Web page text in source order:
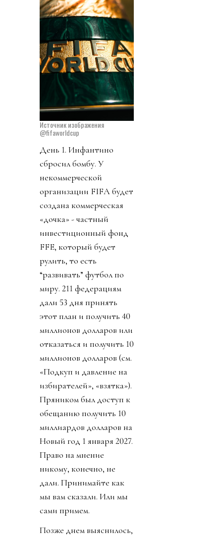
Источник изображения
@fifaworldcup
День 1. Инфантино
сбросил бомбу. У
некоммерческой
организации FIFA будет
создана коммерческая
«дочка» - частный
инвестиционный фонд
FFE, который будет
рулить, то есть
“развивать” футбол по
миру. 211 федерациям
дали 53 дня принять
этот план и получить 40
миллионов долларов или
отказаться и получить 10
миллионов долларов (см.
«Подкуп и давление на
избирателей», «взятка»).
Пряником был доступ к
обещанию получить 10
миллиардов долларов на
Новый год 1 января 2027.
Право на мнение
никому, конечно, не
дали. Принимайте как
мы вам сказали. Или мы
сами примем.
Позже днем выяснилось,